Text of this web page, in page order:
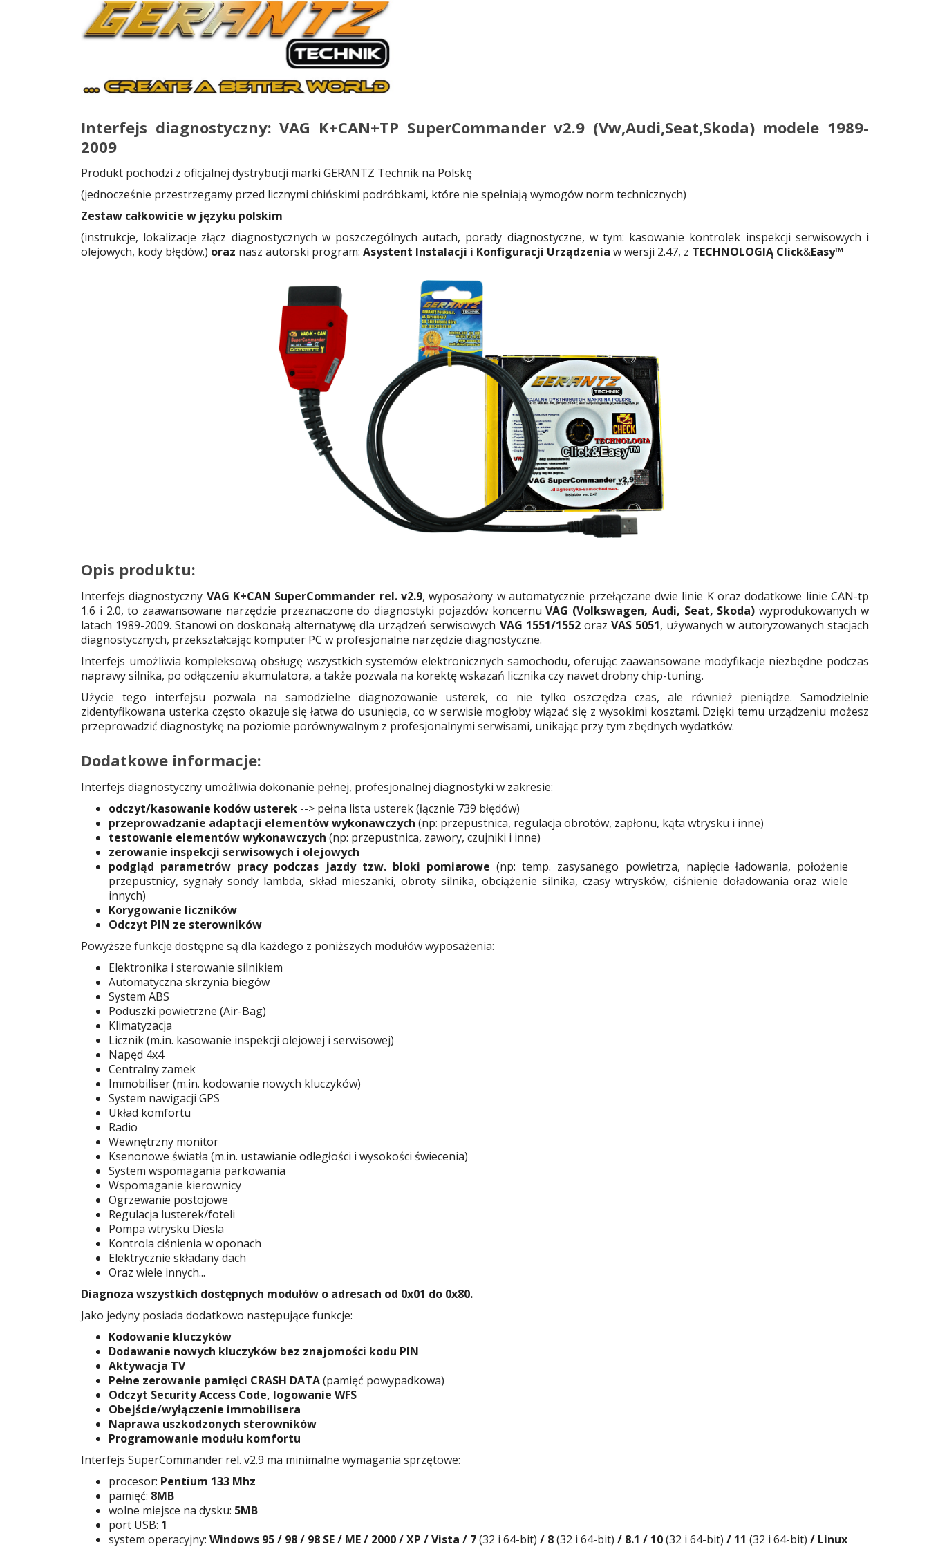
Interfejs diagnostyczny: VAG K+CAN+TP SuperCommander v2.9 (Vw,Audi,Seat,Skoda) modele 1989-
2009
Produkt pochodzi z oficjalnej dystrybucji marki GERANTZ Technik na Polskę
(jednocześnie przestrzegamy przed licznymi chińskimi podróbkami, które nie spełniają wymogów norm technicznych)
Zestaw całkowicie w języku polskim
(instrukcje, lokalizacje złącz diagnostycznych w poszczególnych autach, porady diagnostyczne, w tym: kasowanie kontrolek inspekcji serwisowych i
olejowych, kody błędów.) oraz nasz autorski program: Asystent Instalacji i Konfiguracji Urządzenia w wersji 2.47, z TECHNOLOGIĄ Click&Easy™
Opis produktu:
Interfejs diagnostyczny VAG K+CAN SuperCommander rel. v2.9, wyposażony w automatycznie przełączane dwie linie K oraz dodatkowe linie CAN-tp
1.6 i 2.0, to zaawansowane narzędzie przeznaczone do diagnostyki pojazdów koncernuVAG (Volkswagen, Audi, Seat, Skoda) wyprodukowanych w
latach 1989-2009. Stanowi on doskonałą alternatywę dla urządzeń serwisowych VAG 1551/1552oraz VAS 5051, używanych w autoryzowanych stacjach
diagnostycznych, przekształcając komputer PC w profesjonalne narzędzie diagnostyczne.
Interfejs umożliwia kompleksową obsługę wszystkich systemów elektronicznych samochodu, oferując zaawansowane modyfikacje niezbędne podczas
naprawy silnika, po odłączeniu akumulatora, a także pozwala na korektę wskazań licznika czy nawet drobny chip-tuning.
Użycie tego interfejsu pozwala na samodzielne diagnozowanie usterek, co nie tylko oszczędza czas, ale również pieniądze. Samodzielnie
zidentyfikowana usterka często okazuje się łatwa do usunięcia, co w serwisie mogłoby wiązać się z wysokimi kosztami. Dzięki temu urządzeniu możesz
przeprowadzić diagnostykę na poziomie porównywalnym z profesjonalnymi serwisami, unikając przy tym zbędnych wydatków.
Dodatkowe informacje:
Interfejs diagnostyczny umożliwia dokonanie pełnej, profesjonalnej diagnostyki w zakresie:
odczyt/kasowanie kodów usterek --> pełna lista usterek (łącznie 739 błędów)
przeprowadzanie adaptacji elementów wykonawczych (np: przepustnica, regulacja obrotów, zapłonu, kąta wtrysku i inne)
testowanie elementów wykonawczych (np: przepustnica, zawory, czujniki i inne)
zerowanie inspekcji serwisowych i olejowych
podgląd parametrów pracy podczas jazdy tzw. bloki pomiarowe (np: temp. zasysanego powietrza, napięcie ładowania, położenie
przepustnicy, sygnały sondy lambda, skład mieszanki, obroty silnika, obciążenie silnika, czasy wtrysków, ciśnienie doładowania oraz wiele
innych)
Korygowanie liczników
Odczyt PIN ze sterowników
Powyższe funkcje dostępne są dla każdego z poniższych modułów wyposażenia:
Elektronika i sterowanie silnikiem
Automatyczna skrzynia biegów
System ABS
Poduszki powietrzne (Air-Bag)
Klimatyzacja
Licznik (m.in. kasowanie inspekcji olejowej i serwisowej)
Napęd 4x4
Centralny zamek
Immobiliser (m.in. kodowanie nowych kluczyków)
System nawigacji GPS
Układ komfortu
Radio
Wewnętrzny monitor
Ksenonowe światła (m.in. ustawianie odległości i wysokości świecenia)
System wspomagania parkowania
Wspomaganie kierownicy
Ogrzewanie postojowe
Regulacja lusterek/foteli
Pompa wtrysku Diesla
Kontrola ciśnienia w oponach
Elektrycznie składany dach
Oraz wiele innych...
Diagnoza wszystkich dostępnych modułów o adresach od 0x01 do 0x80.
Jako jedyny posiada dodatkowo następujące funkcje:
Kodowanie kluczyków
Dodawanie nowych kluczyków bez znajomości kodu PIN
Aktywacja TV
Pełne zerowanie pamięci CRASH DATA(pamięć powypadkowa)
Odczyt Security Access Code, logowanie WFS
Obejście/wyłączenie immobilisera
Naprawa uszkodzonych sterowników
Programowanie modułu komfortu
Interfejs SuperCommander rel. v2.9 ma minimalne wymagania sprzętowe:
procesor: Pentium 133 Mhz
pamięć: 8MB
wolne miejsce na dysku: 5MB
port USB: 1
system operacyjny: Windows 95 / 98 / 98 SE / ME / 2000 / XP / Vista / 7(32 i 64-bit) / 8(32 i 64-bit) / 8.1 / 10(32 i 64-bit) / 11 (32 i 64-bit) / Linux